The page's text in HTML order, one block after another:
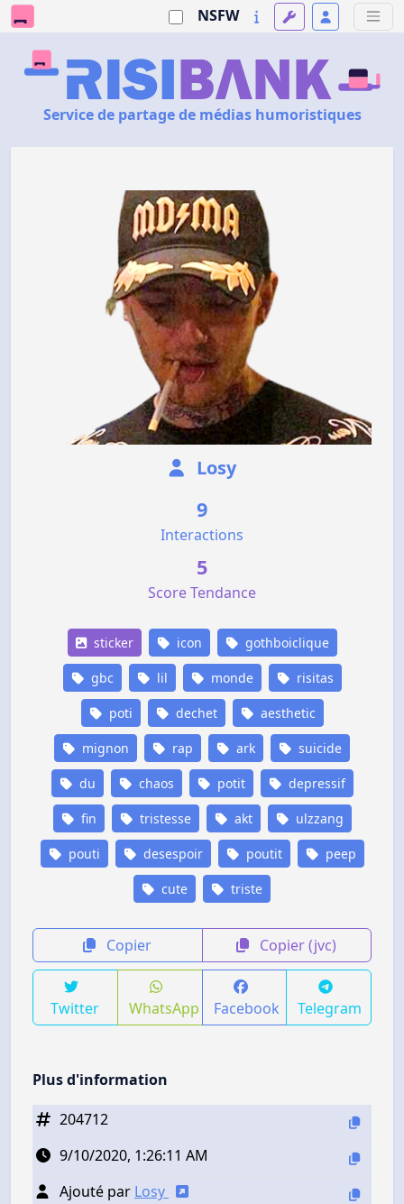
NSFW
Service de partage de médias humoristiques
Losy
9
Interactions
5
Score Tendance
sticker icon gothboiclique
gbc lil monde risitas
poti dechet aesthetic
mignon rap ark suicide
du chaos potit depressif
fin tristesse akt ulzzang
pouti desespoir poutit peep
cute triste
Copier Copier (jvc)
Twitter WhatsApp Facebook Telegram
Plus d'information
204712
9/10/2020, 1:26:11 AM
Ajouté par Losy